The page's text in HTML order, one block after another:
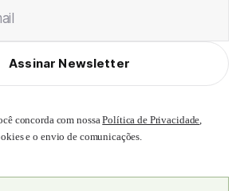
Assinar Newsletter
concorda com nossaPolítica de Privacidade,
e o envio de comunicações.